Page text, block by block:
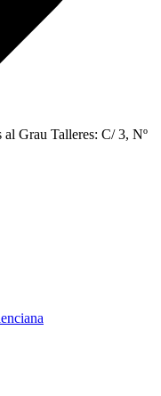
al Grau Talleres: C/ 3, Nº